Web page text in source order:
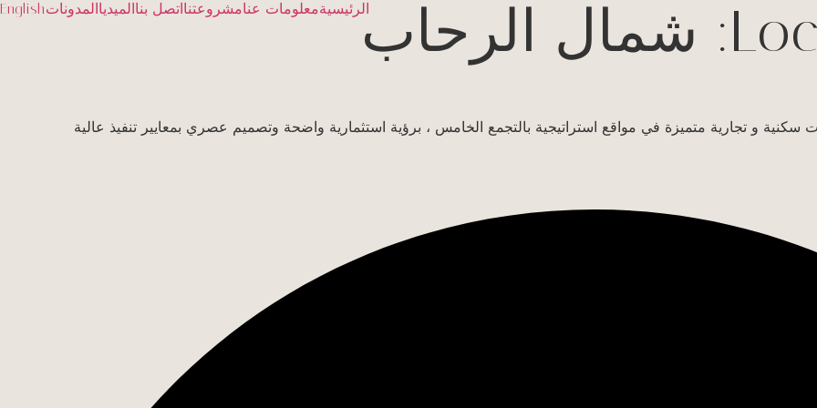
الرئيسيةمعلومات عنامشروعتنااتصل بناالميدياالمدوناتEnglish شمال الرحاب
وتصميم عصري بمعايير تنفيذ عالية